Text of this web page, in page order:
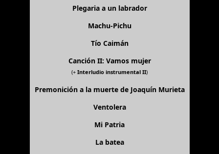
Plegaria a un labrador
Machu-Pichu
Tío Caimán
Canción II: Vamos mujer
(+ Interludio instrumental II)
Premonición a la muerte de Joaquín Murieta
Ventolera
Mi Patria
La batea